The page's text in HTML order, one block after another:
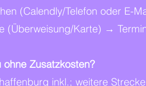
(Calendly/Telefon oder
(Überweisung/Karte) →
Zusatzkosten?
inkl.; weitere